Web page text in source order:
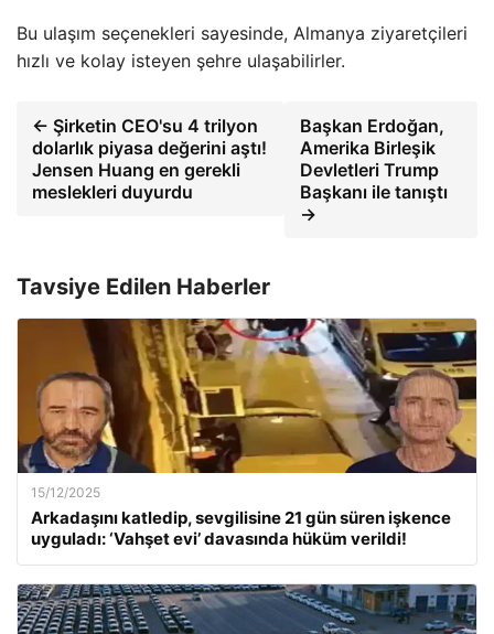
Bu ulaşım seçenekleri sayesinde, Almanya ziyaretçileri
hızlı ve kolay isteyen şehre ulaşabilirler.
← Şirketin CEO'su 4 trilyon
dolarlık piyasa değerini aştı!
Jensen Huang en gerekli
meslekleri duyurdu
Başkan Erdoğan,
Amerika Birleşik
Devletleri Trump
Başkanı ile tanıştı
→
Tavsiye Edilen Haberler
15/12/2025
Arkadaşını katledip, sevgilisine 21 gün süren işkence
uyguladı: ‘Vahşet evi’ davasında hüküm verildi!